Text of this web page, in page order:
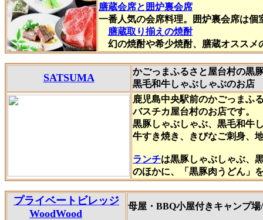
膳蔵会席と囲炉裏会席
一番人気の会席料理。囲炉裏会席は個
膳蔵取り揃えの焼酎
幻の焼酎や希少焼酎、膳蔵オススメ
SATSUMA
かごっまふるさと屋台村の黒
黒毛和牛しゃぶしゃぶのお店
鹿児島中央駅前のかごっまふ
バスチカ屋台村のお店です。
黒豚しゃぶしゃぶ、黒毛和牛
牛すき焼き、きびなご刺身、
ランチは黒豚しゃぶしゃぶ、
のほかに、「黒豚肉うどん」
プライベートビレッジ
WoodWood
母屋・BBQ小屋付きキャンプ